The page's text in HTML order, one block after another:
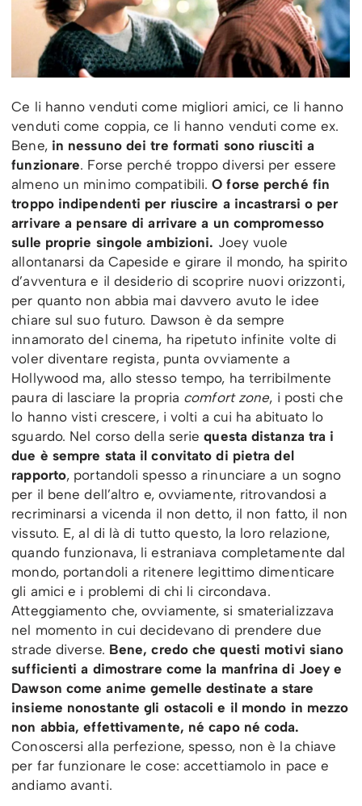
Ce li hanno venduti come migliori amici, ce li hanno
venduti come coppia, ce li hanno venduti come ex.
Bene, in nessuno dei tre formati sono riusciti a
funzionare. Forse perché troppo diversi per essere
almeno un minimo compatibili.O forse perché fin
troppo indipendenti per riuscire a incastrarsi o per
arrivare a pensare di arrivare a un compromesso
sulle proprie singole ambizioni. Joey vuole
allontanarsi da Capeside e girare il mondo, ha spirito
d’avventura e il desiderio di scoprire nuovi orizzonti,
per quanto non abbia mai davvero avuto le idee
chiare sul suo futuro. Dawson è da sempre
innamorato del cinema, ha ripetuto infinite volte di
voler diventare regista, punta ovviamente a
Hollywood ma, allo stesso tempo, ha terribilmente
paura di lasciare la propria comfort zone, i posti che
lo hanno visti crescere, i volti a cui ha abituato lo
sguardo. Nel corso della seriequesta distanza tra i
due è sempre stata il convitato di pietra del
rapporto, portandoli spesso a rinunciare a un sogno
per il bene dell’altro e, ovviamente, ritrovandosi a
recriminarsi a vicenda il non detto, il non fatto, il non
vissuto. E, al di là di tutto questo, la loro relazione,
quando funzionava, li estraniava completamente dal
mondo, portandoli a ritenere legittimo dimenticare
gli amici e i problemi di chi li circondava.
Atteggiamento che, ovviamente, si smaterializzava
nel momento in cui decidevano di prendere due
strade diverse. Bene, credo che questi motivi siano
sufficienti a dimostrare come la manfrina di Joey e
Dawson come anime gemelle destinate a stare
insieme nonostante gli ostacoli e il mondo in mezzo
non abbia, effettivamente, né capo né coda.
Conoscersi alla perfezione, spesso, non è la chiave
per far funzionare le cose: accettiamolo in pace e
andiamo avanti.